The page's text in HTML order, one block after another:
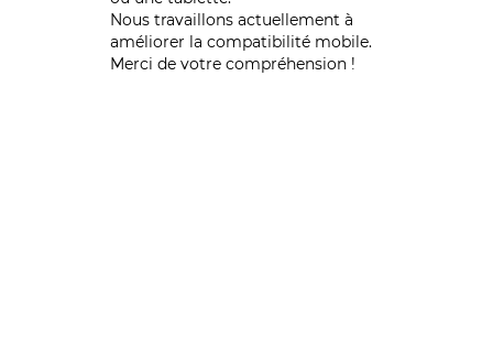
Nous travaillons actuellement à
améliorer la compatibilité mobile.
Merci de votre compréhension !